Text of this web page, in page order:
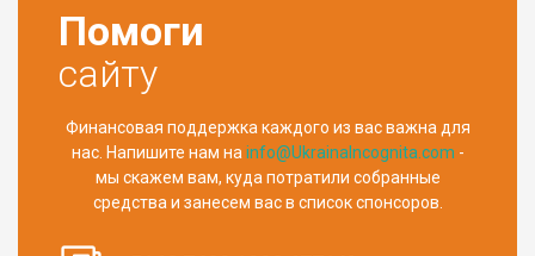
Помоги
сайту
Финансовая поддержка каждого из вас важна для
нас. Напишите нам на info@UkrainaIncognita.com -
мы скажем вам, куда потратили собранные
средства и занесем вас в список спонсоров.